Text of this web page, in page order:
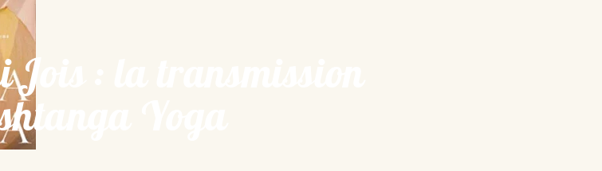
: la transmission
Yoga